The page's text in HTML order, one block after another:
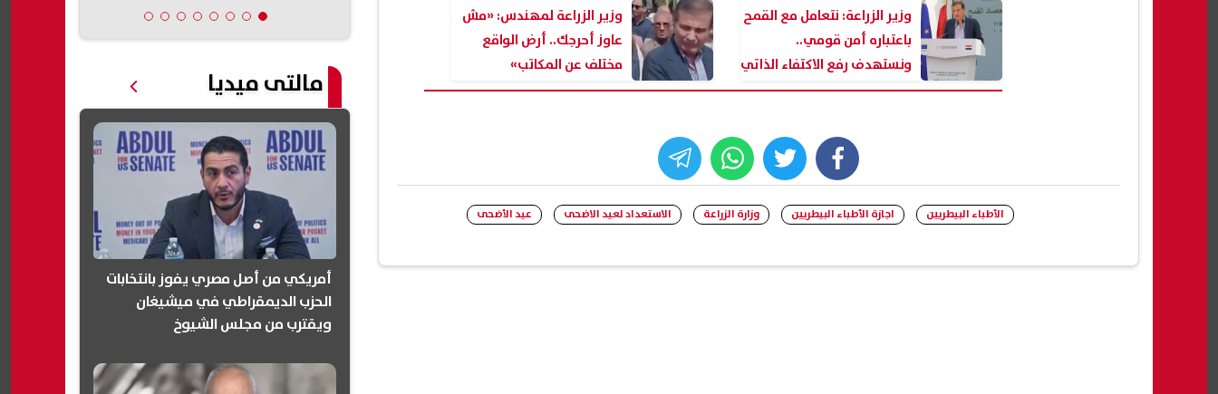
وزير الزراعة: نتعامل مع القمح
باعتباره أمن قومي..
ونستهدف رفع الاكتفاء الذاتي
بنسبة 70%
وزير الزراعة لمهندس: «مش
عاوز أحرجك.. أرض الواقع
مختلف عن المكاتب»
facebook
twitter
whats
الأطباء البيطريين اجازة الأطباء البيطريين وزارة الزراعة الاستعداد لعيد الاضحى عيد الأضحى
مالتى ميديا
أمريكي من أصل مصري يفوز بانتخابات
الحزب الديمقراطي في ميشيغان
ويقترب من مجلس الشيوخ